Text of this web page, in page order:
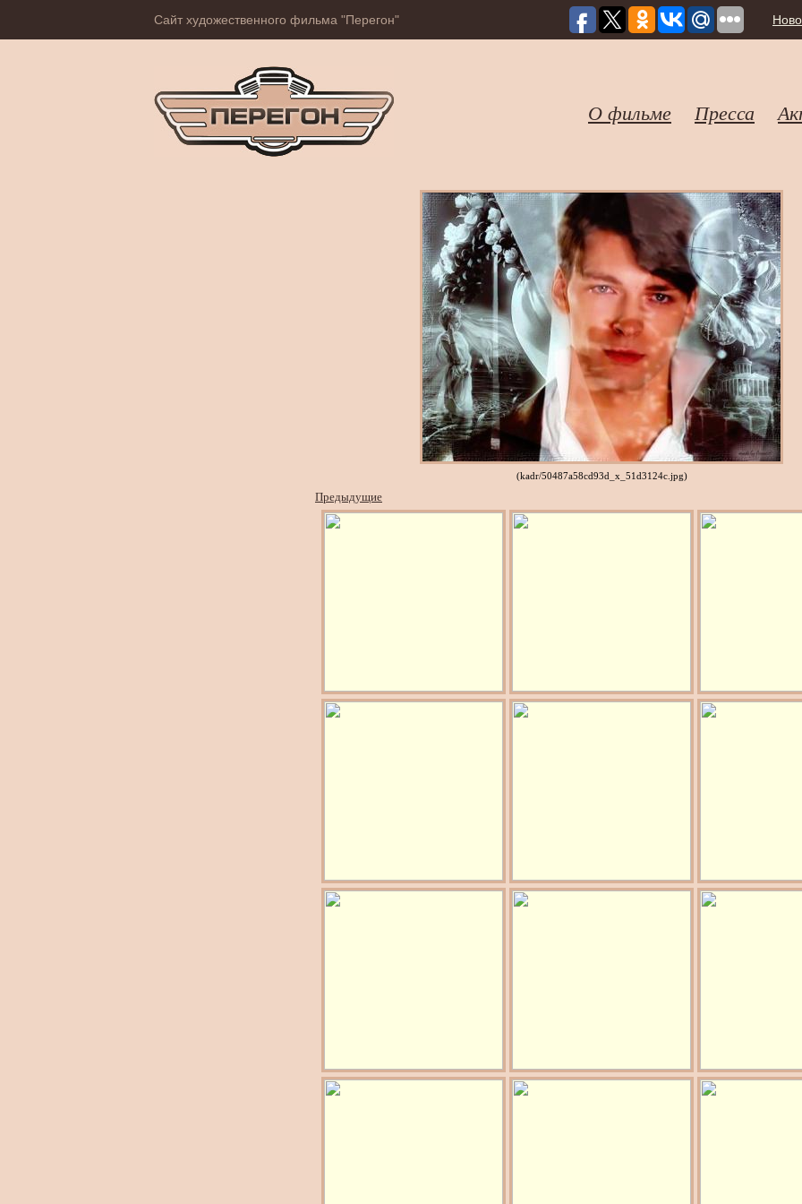
Сайт художественного фильма "Перегон"
О фильме Пресса
(kadr/50487a58cd93d_x_51d3124c.jpg)
Предыдущие